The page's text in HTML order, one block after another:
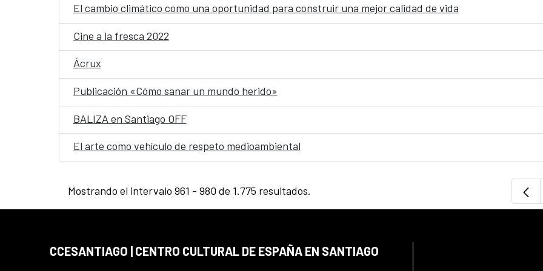
El cambio climático como una oportunidad para construir una mejor calidad de vida
Cine a la fresca 2022
Ácrux
Publicación «Cómo sanar un mundo herido»
BALIZA en Santiago OFF
El arte como vehículo de respeto medioambiental
Mostrando el intervalo 961 - 980 de 1.775 resultados.
CCESANTIAGO | CENTRO CULTURAL DE ESPAÑA EN SANTIAGO